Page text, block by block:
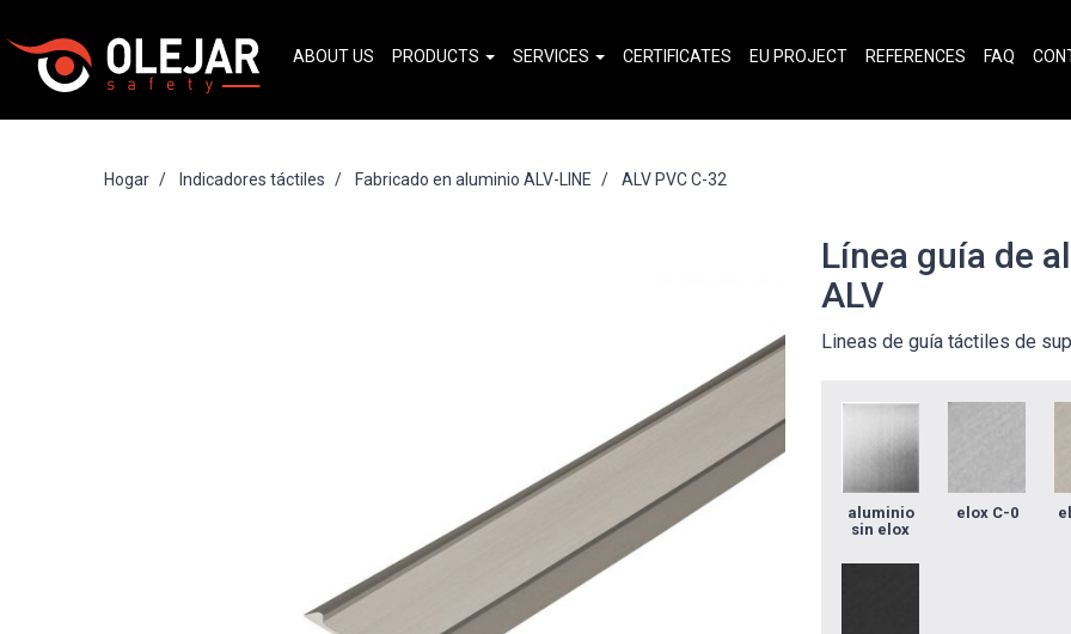
Hogar Indicadores táctiles Fabricado en aluminio ALV-LINE ALV PVC C-32
Línea guía de
ALV
Lineas de guía táctiles de
aluminio
sin elox
elox C-0
ABOUT US PRODUCTS SERVICES CERTIFICATES EU PROJECT REFERENCES FAQ